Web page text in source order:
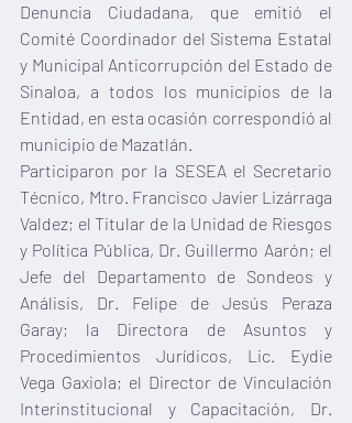
Denuncia Ciudadana, que emitió el
Comité Coordinador del Sistema Estatal
y Municipal Anticorrupción del Estado de
Sinaloa, a todos los municipios de la
Entidad, en esta ocasión correspondió al
municipio de Mazatlán.
Participaron por la SESEA el Secretario
Técnico, Mtro. Francisco Javier Lizárraga
Valdez; el Titular de la Unidad de Riesgos
y Política Pública, Dr. Guillermo Aarón; el
Jefe del Departamento de Sondeos y
Análisis, Dr. Felipe de Jesús Peraza
Garay; la Directora de Asuntos y
Procedimientos Jurídicos, Lic. Eydie
Vega Gaxiola; el Director de Vinculación
Interinstitucional y Capacitación, Dr.